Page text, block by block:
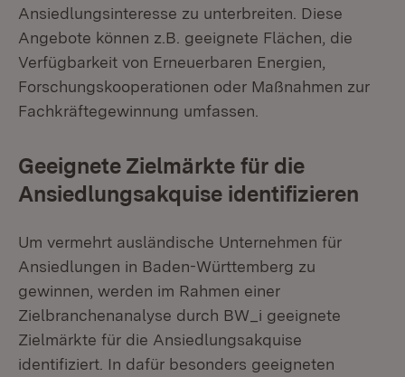
Ansiedlungsinteresse zu unterbreiten. Diese
Angebote können z.B. geeignete Flächen, die
Verfügbarkeit von Erneuerbaren Energien,
Forschungskooperationen oder Maßnahmen zur
Fachkräftegewinnung umfassen.
Geeignete Zielmärkte für die
Ansiedlungsakquise identifizieren
Um vermehrt ausländische Unternehmen für
Ansiedlungen in Baden-Württemberg zu
gewinnen, werden im Rahmen einer
Zielbranchenanalyse durch BW_i geeignete
Zielmärkte für die Ansiedlungsakquise
identifiziert. In dafür besonders geeigneten